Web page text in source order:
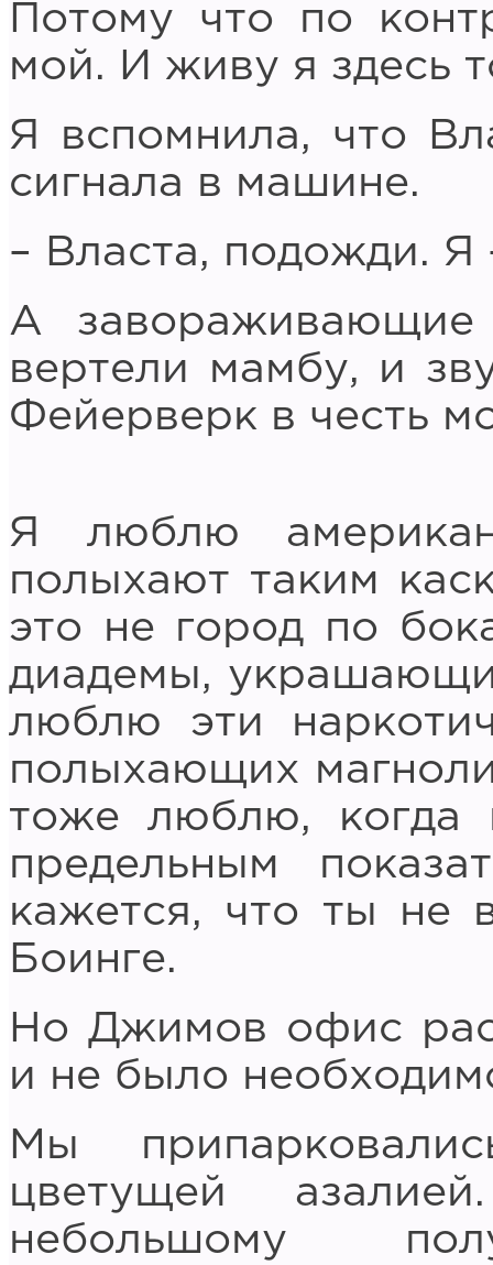
Потому что по
мой. И живу я здесь
Я вспомнила, что
сигнала в машине.
– Власта, подожди. Я
А
вертели мамбу, и
Фейерверк в честь
Я люблю
полыхают таким
это не город по
диадемы,
люблю эти
полыхающих
тоже люблю, когда
предельным
кажется, что ты не
Боинге.
Но Джимов офис
и не было
Мы
цветущей
небольшому